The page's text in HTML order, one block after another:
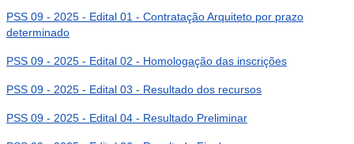
PSS 09 - 2025 - Edital 01 - Contratação Arquiteto por prazo
determinado
PSS 09 - 2025 - Edital 02 - Homologação das inscrições
PSS 09 - 2025 - Edital 03 - Resultado dos recursos
PSS 09 - 2025 - Edital 04 - Resultado Preliminar